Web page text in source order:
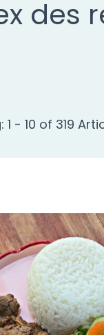
des
1 - 10 of 319